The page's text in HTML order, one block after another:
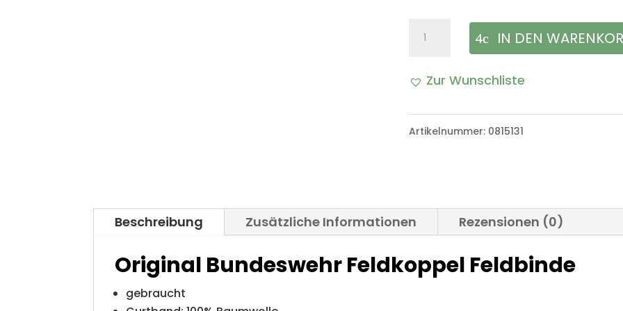
Original
Bundeswehr
Feldkoppel
Menge
IN DEN
Zur Wunschliste
l
r
n
a
Artikelnummer: 0815131
Beschreibung Zusätzliche Informationen Rezensionen (0)
Original Bundeswehr Feldkoppel Feldbinde
gebraucht